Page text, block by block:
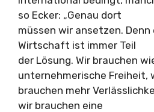
so Ecker: „Genau dort
müssen wir ansetzen. Denn
Wirtschaft ist immer Teil
der Lösung. Wir brauchen
unternehmerische Freiheit,
brauchen mehr
wir brauchen eine